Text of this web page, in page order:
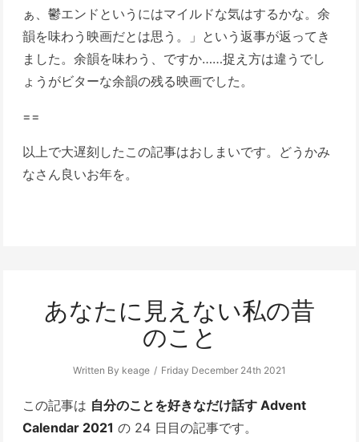
ぁ、鬱エンドというにはマイルドな気はするかな。余
韻を味わう映画だとは思う。」という返事が返ってき
ました。余韻を味わう、ですか……捉え方は違うでし
ょうがビターな余韻の残る映画でした。
==
以上で大遅刻したこの記事はおしまいです。どうかみ
なさん良いお年を。
あなたに見えない私の昔
のこと
Written By keage Friday December 24th 2021
この記事は 自分のことを好きなだけ話す Advent
Calendar 2021 の 24 日目の記事です。